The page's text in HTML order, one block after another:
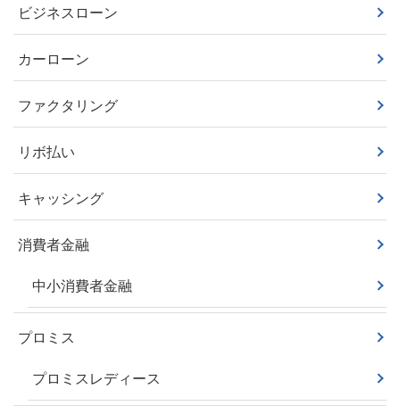
ビジネスローン
カーローン
ファクタリング
リボ払い
キャッシング
消費者金融
中小消費者金融
プロミス
プロミスレディース